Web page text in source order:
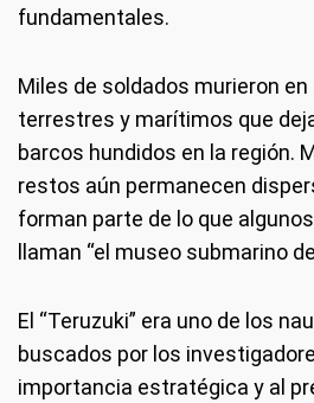
fundamentales.
Miles de soldados murieron
terrestres y marítimos que
barcos hundidos en la región.
restos aún permanecen
forman parte de lo que
llaman “el museo submarino
El “Teruzuki” era uno de los
buscados por los
importancia estratégica y al